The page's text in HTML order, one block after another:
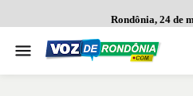
Rondônia, 24 de